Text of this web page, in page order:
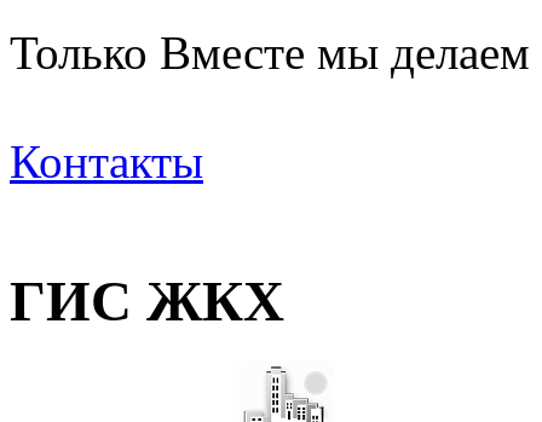
Только Вместе мы
Контакты
ГИС ЖКХ